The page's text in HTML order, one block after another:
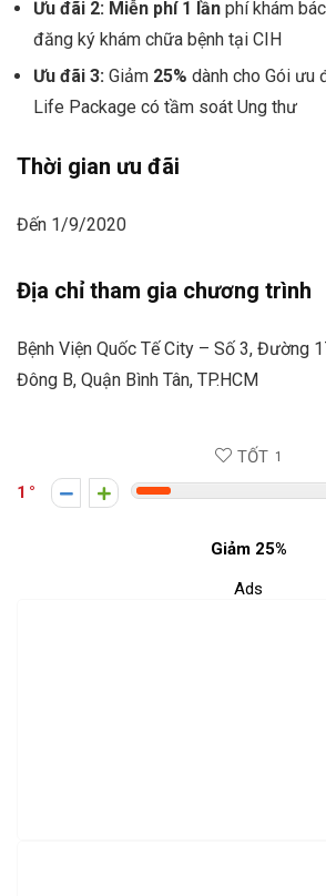
Ưu đãi 2: Miễn phí 1 lần phí khám
đăng ký khám chữa bệnh tại CIH
Ưu đãi 3: Giảm 25% dành cho Gói ưu
Life Package có tầm soát Ung thư
Thời gian ưu đãi
Đến 1/9/2020
Địa chỉ tham gia chương trình
Bệnh Viện Quốc Tế City – Số 3, Đường
Đông B, Quận Bình Tân, TP.HCM
TỐT 1
1
Giảm 25%
Ads